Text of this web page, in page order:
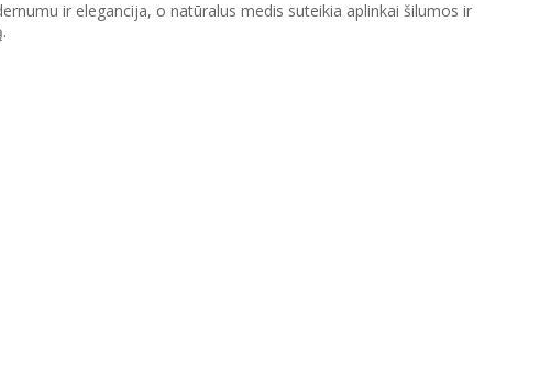
ir elegancija, o natūralus medis suteikia aplinkai šilumos ir